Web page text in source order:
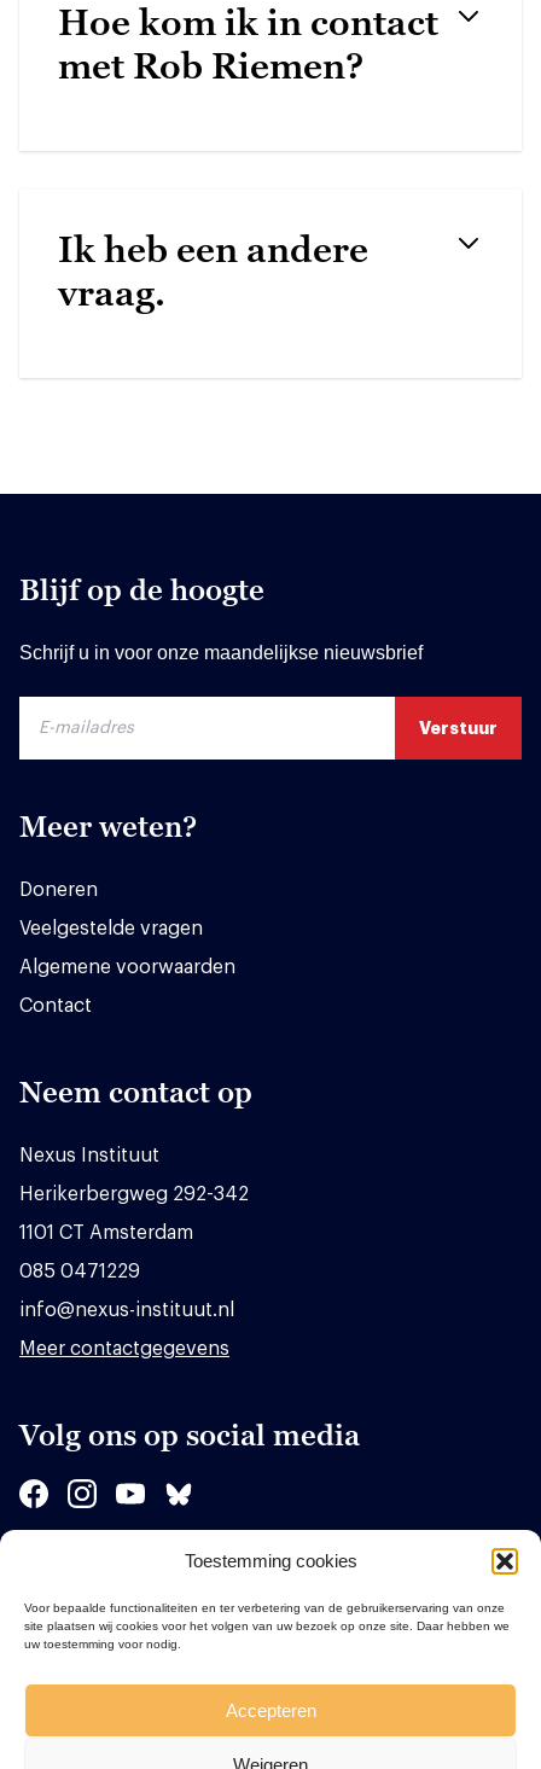
Toestemming cookies
Voor bepaalde functionaliteiten en ter verbetering van de gebruikerservaring van onze
site plaatsen wij cookies voor het volgen van uw bezoek op onze site. Daar hebben we
uw toestemming voor nodig.
Accepteren
Weigeren
Hoe kom ik in contact
met Rob Riemen?
Ik heb een andere
vraag.
Blijf op de hoogte
Schrijf u in voor onze maandelijkse nieuwsbrief
Meer weten?
Doneren
Veelgestelde vragen
Algemene voorwaarden
Contact
Neem contact op
Nexus Instituut
Herikerbergweg 292-342
1101 CT Amsterdam
085 0471229
info@nexus-instituut.nl
Meer contactgegevens
Volg ons op social media